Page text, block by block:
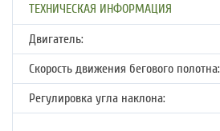
ТЕХНИЧЕСКАЯ ИНФОРМАЦИЯ
Двигатель:
Скорость движения бегового полотна:
Регулировка угла наклона: